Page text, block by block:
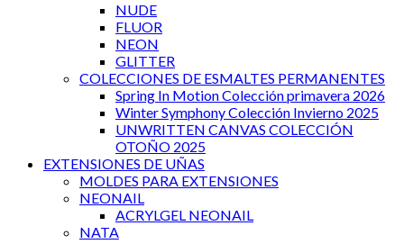
NUDE
FLUOR
NEON
GLITTER
COLECCIONES DE ESMALTES PERMANENTES
Spring In Motion Colección primavera 2026
Winter Symphony Colección Invierno 2025
UNWRITTEN CANVAS COLECCIÓN
OTOÑO 2025
EXTENSIONES DE UÑAS
MOLDES PARA EXTENSIONES
NEONAIL
ACRYLGEL NEONAIL
NATA